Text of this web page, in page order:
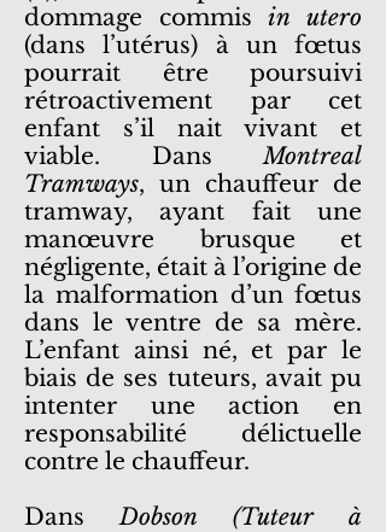
dommage commisin utero
(dans l’utérus) à un fœtus
pourrait être poursuivi
rétroactivement par cet
enfant s’il nait vivant et
viable. DansMontreal
Tramways, un chauffeur de
tramway, ayant fait une
manœuvre brusque et
négligente, était à l’origine de
la malformation d’un fœtus
dans le ventre de sa mère.
L’enfant ainsi né, et par le
biais de ses tuteurs, avait pu
intenter une action en
responsabilité délictuelle
contre le chauffeur.
DansDobson (Tuteur à